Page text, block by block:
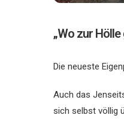
„Wo zur
Die neueste
Auch das
sich selbst völlig